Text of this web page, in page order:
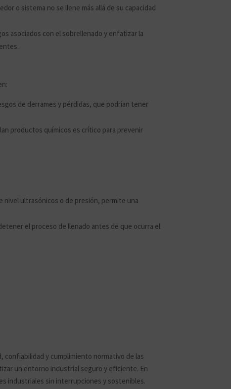
o sistema no se llene más allá de su capacidad
asociados con el sobrellenado y enfatizar la
de derrames y pérdidas, que podrían tener
productos químicos es crítico para prevenir
ultrasónicos o de presión, permite una
el proceso de llenado antes de que ocurra el
confiabilidad y cumplimiento normativo de las
un entorno industrial seguro y eficiente. En
industriales sin interrupciones y sostenibles.